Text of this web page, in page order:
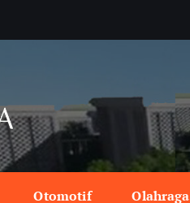
Otomotif Olahraga